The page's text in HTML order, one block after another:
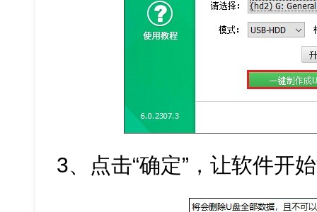
3、点击“确定”，让软件开